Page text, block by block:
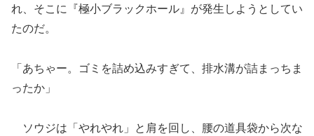
れ、そこに『極小ブラックホール』が発生しようとしてい
たのだ。
「あちゃー。ゴミを詰め込みすぎて、排水溝が詰まっちま
ったか」
ソウジは「やれやれ」と肩を回し、腰の道具袋から次な